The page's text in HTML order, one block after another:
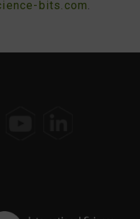
bits.com.